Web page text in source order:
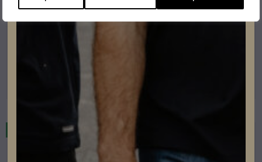
Fronius Verto 27.0 SPD 1+2
Artikelnummer: 203136